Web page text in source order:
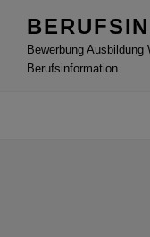
Inhalt
springenBewerbung
Berufsinformation